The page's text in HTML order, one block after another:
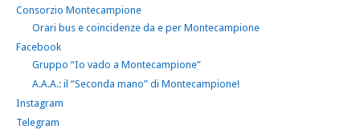
Consorzio Montecampione
Orari bus e coincidenze da e per Montecampione
Facebook
Gruppo “Io vado a Montecampione”
A.A.A.: il “Seconda mano” di Montecampione!
Instagram
Telegram